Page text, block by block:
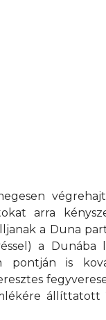
arra
a Duna
a Dunába
pontján is
állíttatott